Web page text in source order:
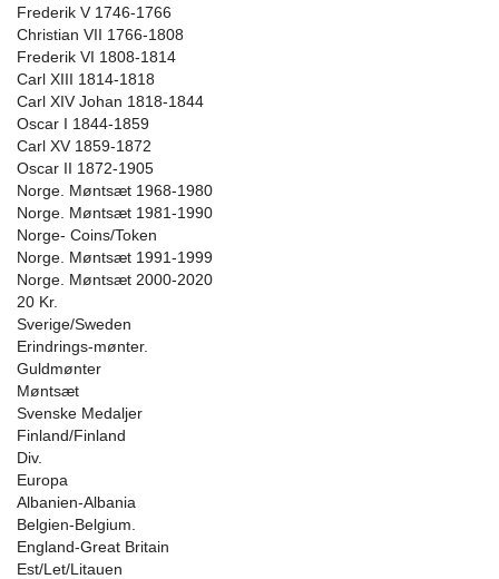
Frederik V 1746-1766
Christian VII 1766-1808
Frederik VI 1808-1814
Carl XIII 1814-1818
Carl XIV Johan 1818-1844
Oscar I 1844-1859
Carl XV 1859-1872
Oscar II 1872-1905
Norge. Møntsæt 1968-1980
Norge. Møntsæt 1981-1990
Norge- Coins/Token
Norge. Møntsæt 1991-1999
Norge. Møntsæt 2000-2020
20 Kr.
Sverige/Sweden
Erindrings-mønter.
Guldmønter
Møntsæt
Svenske Medaljer
Finland/Finland
Div.
Europa
Albanien-Albania
Belgien-Belgium.
England-Great Britain
Est/Let/Litauen